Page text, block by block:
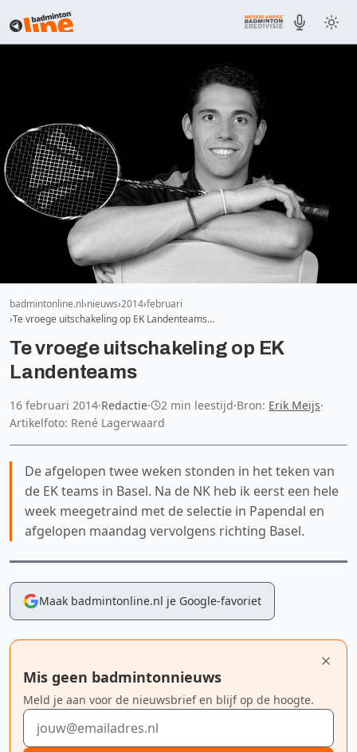
badmintonline.nl nieuws 2014 februari
Te vroege uitschakeling op EK Landenteams…
Te vroege uitschakeling op EK
Landenteams
16 februari 2014·Redactie· 2 min leestijd·Bron: Erik Meijs·
Artikelfoto: René Lagerwaard
De afgelopen twee weken stonden in het teken van
de EK teams in Basel. Na de NK heb ik eerst een hele
week meegetraind met de selectie in Papendal en
afgelopen maandag vervolgens richting Basel.
Maak badmintonline.nl je Google-favoriet
Mis geen badmintonnieuws
Meld je aan voor de nieuwsbrief en blijf op de hoogte.
E-mailadres